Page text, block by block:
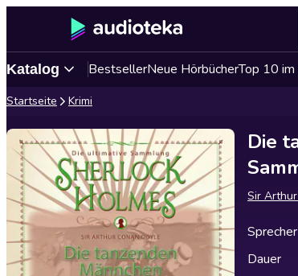
Katalog BestsellerNeue HörbücherTop 10 im
Startseite Krimi
Die
Sir
Sprecher
Dauer